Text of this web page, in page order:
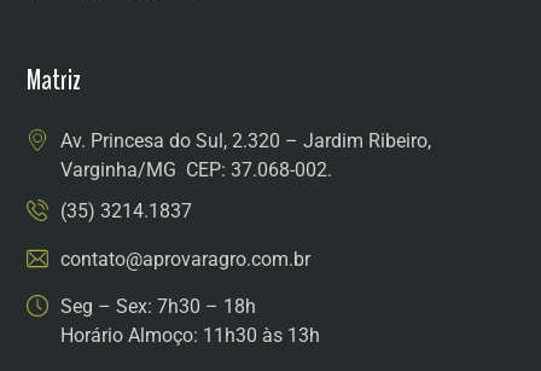
Matriz
Av. Princesa do Sul, 2.320 – Jardim Ribeiro,
Varginha/MG CEP: 37.068-002.
(35) 3214.1837
contato@aprovaragro.com.br
Seg – Sex: 7h30 – 18h
Horário Almoço: 11h30 às 13h